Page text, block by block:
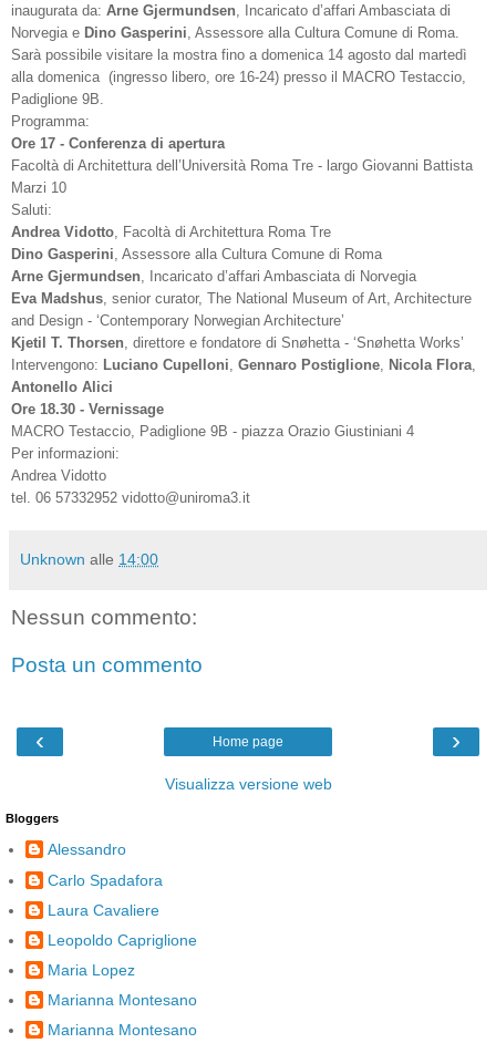
inaugurata da: Arne Gjermundsen , Incaricato d’affari Ambasciata di
Norvegia e Dino Gasperini , Assessore alla Cultura Comune di Roma.
Sarà possibile visitare la mostra fino a domenica 14 agosto dal martedì
alla domenica (ingresso libero, ore 16-24) presso il MACRO Testaccio,
Padiglione 9B.
Programma:
Ore 17 - Conferenza di apertura
Facoltà di Architettura dell’Università Roma Tre - largo Giovanni Battista
Marzi 10
Saluti:
Andrea Vidotto , Facoltà di Architettura Roma Tre
Dino Gasperini , Assessore alla Cultura Comune di Roma
Arne Gjermundsen , Incaricato d’affari Ambasciata di Norvegia
Eva Madshus , senior curator, The National Museum of Art, Architecture
and Design - ‘Contemporary Norwegian Architecture’
Kjetil T. Thorsen , direttore e fondatore di Snøhetta - ‘Snøhetta Works’
Intervengono: Luciano Cupelloni Gennaro Postiglione Nicola Flora
Antonello Alici
Ore 18.30 - Vernissage
MACRO Testaccio, Padiglione 9B - piazza Orazio Giustiniani 4
Per informazioni:
Andrea Vidotto
tel. 06 57332952 vidotto@uniroma3.it
Unknown alle 14:00
Nessun commento:
Posta un commento
‹ ›
Home page
Visualizza versione web
Bloggers
Alessandro
Carlo Spadafora
Laura Cavaliere
Leopoldo Capriglione
Maria Lopez
Marianna Montesano
Marianna Montesano